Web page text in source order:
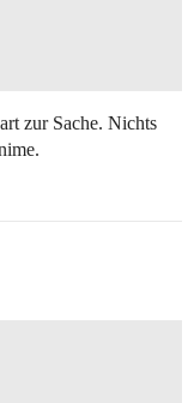
zur Sache. Nichts